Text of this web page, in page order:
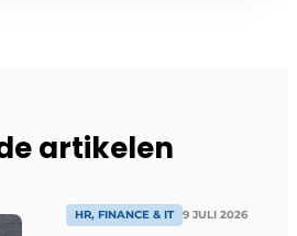
artikelen
HR, FINANCE & IT 9 JULI 2026